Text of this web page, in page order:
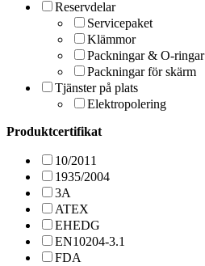
Reservdelar
Servicepaket
Klämmor
Packningar & O-ringar
Packningar för skärm
Tjänster på plats
Elektropolering
Produktcertifikat
10/2011
1935/2004
3A
ATEX
EHEDG
EN10204-3.1
FDA